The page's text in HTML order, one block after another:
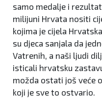
samo medalje i
milijuni Hrvata nositi
kojima je cijela
su djeca sanjala da
Vatrenih, a naši ljudi
isticali hrvatsku
možda ostati još veće
koji je sve to ostvario.